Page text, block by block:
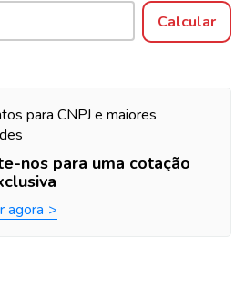
Calcular
para CNPJ e maiores
nos para uma cotação
agora